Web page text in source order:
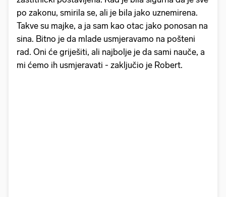
po zakonu, smirila se, ali je bila jako uznemirena.
Takve su majke, a ja sam kao otac jako ponosan na
sina. Bitno je da mlade usmjeravamo na pošteni
rad. Oni će griješiti, ali najbolje je da sami nauče, a
mi ćemo ih usmjeravati - zaključio je Robert.